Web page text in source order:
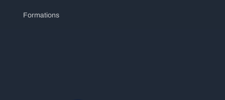
Formations